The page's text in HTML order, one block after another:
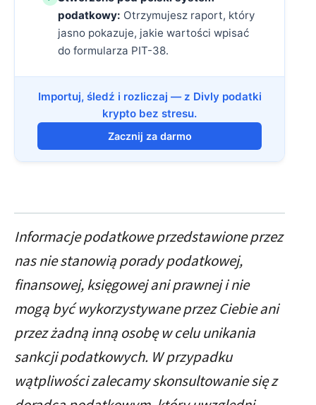
podatkowy: Otrzymujesz raport, który
jasno pokazuje, jakie wartości wpisać
do formularza PIT-38.
Importuj, śledź i rozliczaj — z Divly podatki
krypto bez stresu.
Zacznij za darmo
Informacje podatkowe przedstawione przez
nas nie stanowią porady podatkowej,
finansowej, księgowej ani prawnej i nie
mogą być wykorzystywane przez Ciebie ani
przez żadną inną osobę w celu unikania
sankcji podatkowych. W przypadku
wątpliwości zalecamy skonsultowanie się z